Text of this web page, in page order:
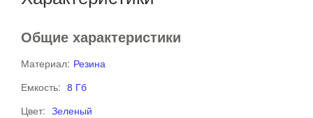
Общие характеристики
Материал: Резина
Емкость: 8 Гб
Цвет: Зеленый